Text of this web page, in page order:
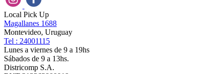
Local Pick Up
Magallanes 1688
Montevideo, Uruguay
Tel : 24001115
Lunes a viernes de 9 a 19hs
Sábados de 9 a 13hs.
Districomp S.A.